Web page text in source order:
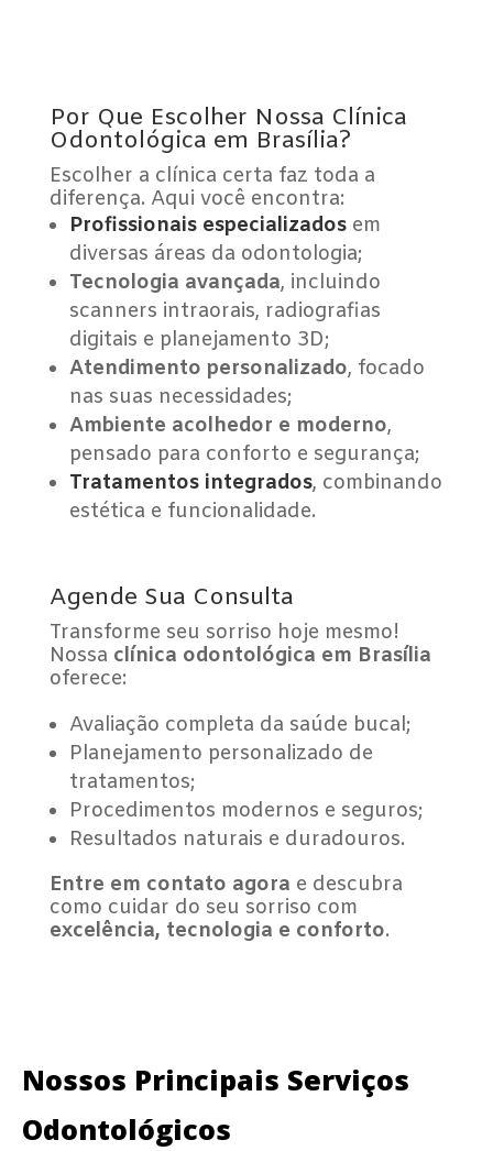
Por Que Escolher Nossa Clínica
Odontológica em Brasília?
Escolher a clínica certa faz toda a
diferença. Aqui você encontra:
Profissionais especializados em
diversas áreas da odontologia;
Tecnologia avançada, incluindo
scanners intraorais, radiografias
digitais e planejamento 3D;
Atendimento personalizado, focado
nas suas necessidades;
Ambiente acolhedor e moderno,
pensado para conforto e segurança;
Tratamentos integrados, combinando
estética e funcionalidade.
Agende Sua Consulta
Transforme seu sorriso hoje mesmo!
Nossa clínica odontológica em Brasília
oferece:
Avaliação completa da saúde bucal;
Planejamento personalizado de
tratamentos;
Procedimentos modernos e seguros;
Resultados naturais e duradouros.
Entre em contato agora e descubra
como cuidar do seu sorriso com
excelência, tecnologia e conforto.
Nossos Principais Serviços
Odontológicos